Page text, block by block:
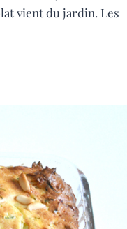
vient du jardin. Les